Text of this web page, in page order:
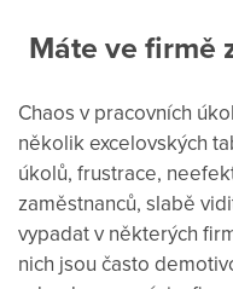
Máte ve firmě
Chaos v pracovních
několik excelovských
úkolů, frustrace,
zaměstnanců, slabě
vypadat v některých
nich jsou často